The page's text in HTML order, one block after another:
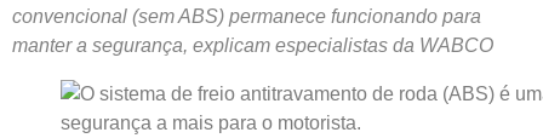
convencional (sem ABS) permanece funcionando para
manter a segurança, explicam especialistas da WABCO